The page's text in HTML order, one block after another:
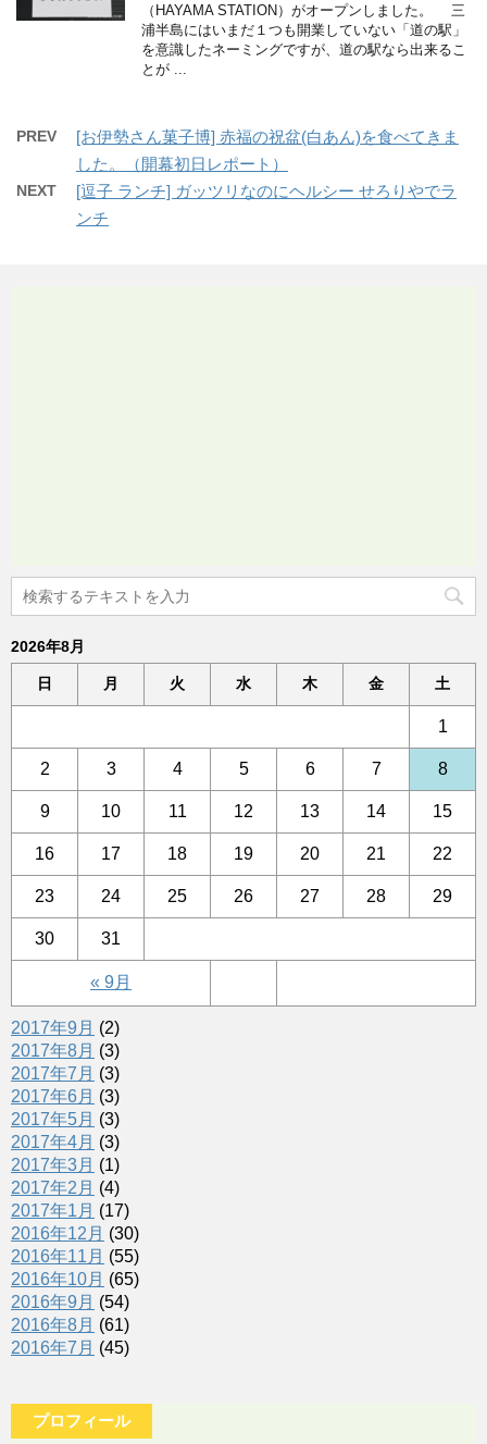
（HAYAMA STATION）がオープンしました。 三
浦半島にはいまだ１つも開業していない「道の駅」
を意識したネーミングですが、道の駅なら出来るこ
とが ...
PREV
[お伊勢さん菓子博] 赤福の祝盆(白あん)を食べてきま
した。（開幕初日レポート）
NEXT
[逗子 ランチ] ガッツリなのにヘルシー せろりやでラ
ンチ
2026年8月
日 月 火 水 木 金 土
« 9月
1
2 3 4 5 6 7 8
9 10 11 12 13 14 15
16 17 18 19 20 21 22
23 24 25 26 27 28 29
30 31
2017年9月 (2)
2017年8月 (3)
2017年7月 (3)
2017年6月 (3)
2017年5月 (3)
2017年4月 (3)
2017年3月 (1)
2017年2月 (4)
2017年1月 (17)
2016年12月 (30)
2016年11月 (55)
2016年10月 (65)
2016年9月 (54)
2016年8月 (61)
2016年7月 (45)
プロフィール